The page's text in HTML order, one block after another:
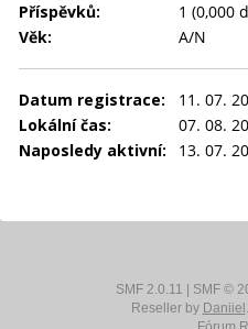
Příspěvků:
1 (0,000
Věk:
A/N
Datum registrace:
11. 07.
Lokální čas:
07. 08.
Naposledy aktivní:
13. 07.
SMF 2.0.11 SMF ©
Reseller by Daniiel